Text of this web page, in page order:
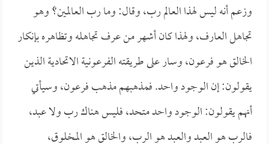
وزعم أنه ليس لهذا العالم رب، وقال: وما رب العالمين؟ وهو
تجاهل العارف، ولهذا كان أشهر من عرف تجاهله وتظاهره بإنكار
الخالق هو فرعون، وسار على طريقته الفرعونية الاتحادية الذين
يقولون: إن الوجود واحد. فمذهبهم مذهب فرعون، وسيأتي
أنهم يقولون: الوجود واحد متحد، فليس هناك رب ولا عبد،
فالرب هو العبد والعبد هو الرب، والخالق هو المخلوق،